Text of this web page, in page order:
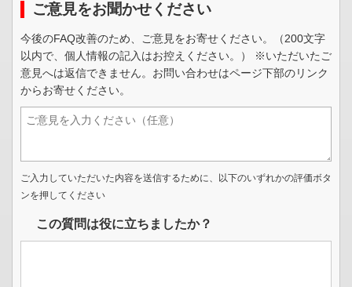
ご意見をお聞かせください
今後のFAQ改善のため、ご意見をお寄せください。（200文字
以内で、個人情報の記入はお控えください。） ※いただいたご
意見へは返信できません。お問い合わせはページ下部のリンク
からお寄せください。
ご入力していただいた内容を送信するために、以下のいずれかの評価ボタ
ンを押してください
この質問は役に立ちましたか？